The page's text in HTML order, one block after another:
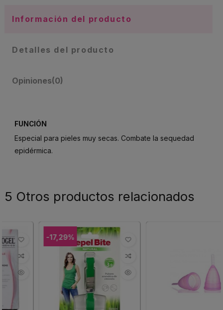
Información del producto
Detalles del producto
Opiniones(0)
FUNCIÓN
Especial para pieles muy secas. Combate la sequedad
epidérmica.
5 Otros productos relacionados
-17,29%